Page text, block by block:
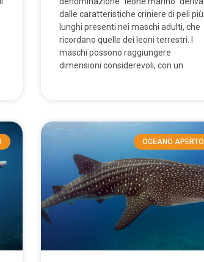
dalle caratteristiche criniere di peli più
lunghi presenti nei maschi adulti, che
ricordano quelle dei leoni terrestri. I
maschi possono raggiungere
dimensioni considerevoli, con un
OCEANO APERTO